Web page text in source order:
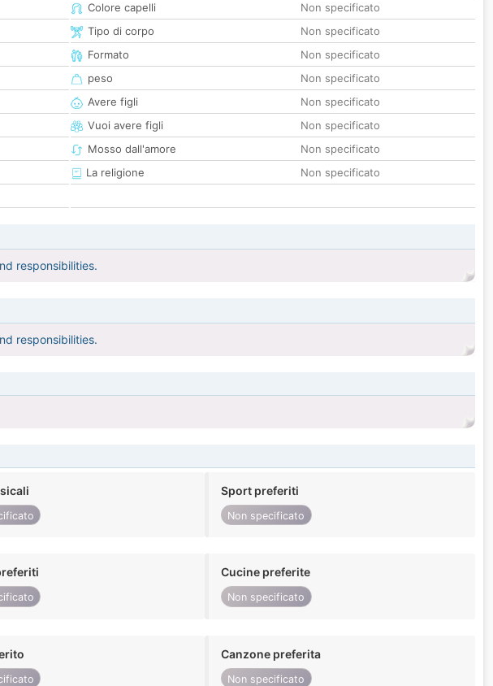
Colore capelli
Non specificato
Tipo di corpo
Non specificato
Formato
Non specificato
peso
Non specificato
Avere figli
Non specificato
Vuoi avere figli
Non specificato
Mosso dall'amore
Non specificato
La religione
Non specificato
responsibilities.
responsibilities.
Sport preferiti
Non specificato
Cucine preferite
Non specificato
Canzone preferita
Non specificato